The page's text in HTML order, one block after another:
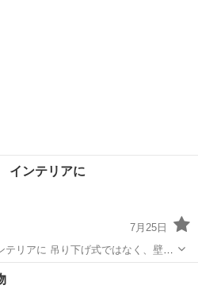
ンテリアに
7月25日
はなく、壁に
ましたがあくまで中古品ですので拭
貨/小物